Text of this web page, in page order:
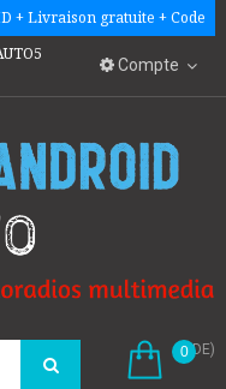
+ Livraison gratuite + Code
Compte
0
(VIDE)